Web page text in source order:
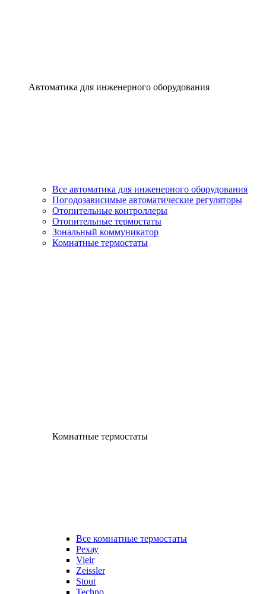
Автоматика для инженерного оборудования
Все автоматика для инженерного оборудования
Погодозависимые автоматические регуляторы
Отопительные контроллеры
Отопительные термостаты
Зональный коммуникатор
Комнатные термостаты
Комнатные термостаты
Все комнатные термостаты
Рехау
Vieir
Zeissler
Stout
Techno